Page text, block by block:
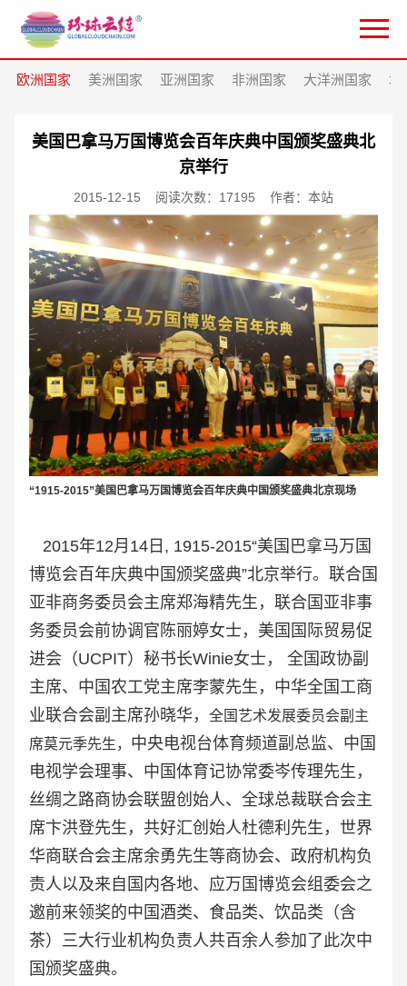
欧洲国家 美洲国家 亚洲国家 非洲国家 大洋洲国家 北
美国巴拿马万国博览会百年庆典中国颁奖盛典北
京举行
2015-12-15 阅读次数：17195 作者：本站
“1915-2015”美国巴拿马万国博览会百年庆典中国颁奖盛典北京现场
2015年12月14日, 1915-2015“美国巴拿马万国
博览会百年庆典中国颁奖盛典”北京举行。联合国
亚非商务委员会主席郑海精先生，联合国亚非事
务委员会前协调官陈丽婷女士，美国国际贸易促
进会（UCPIT）秘书长Winie女士， 全国政协副
主席、中国农工党主席李蒙先生，中华全国工商
业联合会副主席孙晓华， 全国艺术发展委员会副主
席莫元季先生， 中央电视台体育频道副总监、中国
电视学会理事、中国体育记协常委岑传理先生，
丝绸之路商协会联盟创始人、全球总裁联合会主
席卞洪登先生，共好汇创始人杜德利先生，世界
华商联合会主席余勇先生等商协会、政府机构负
责人以及来自国内各地、应万国博览会组委会之
邀前来领奖的中国酒类、食品类、饮品类（含
茶）三大行业机构负责人共百余人参加了此次中
国颁奖盛典。